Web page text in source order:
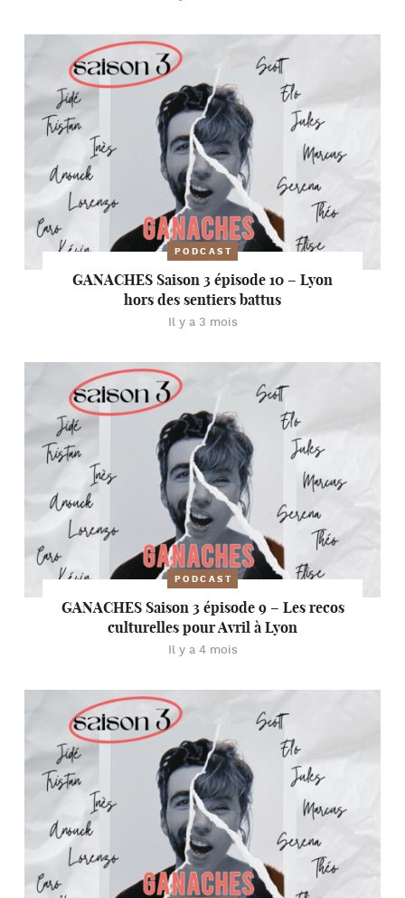
PODCAST
GANACHES Saison 3 épisode 10 – Lyon
hors des sentiers battus
Il y a 3 mois
PODCAST
GANACHES Saison 3 épisode 9 – Les recos
culturelles pour Avril à Lyon
Il y a 4 mois